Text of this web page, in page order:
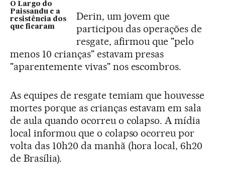
O Largo do
Paissandu e a
resistência dos
que ficaram
Derin, um jovem que
participou das operações de
resgate, afirmou que "pelo
menos 10 crianças" estavam presas
"aparentemente vivas" nos escombros.
As equipes de resgate temiam que houvesse
mortes porque as crianças estavam em sala
de aula quando ocorreu o colapso. A mídia
local informou que o colapso ocorreu por
volta das 10h20 da manhã (hora local, 6h20
de Brasília).